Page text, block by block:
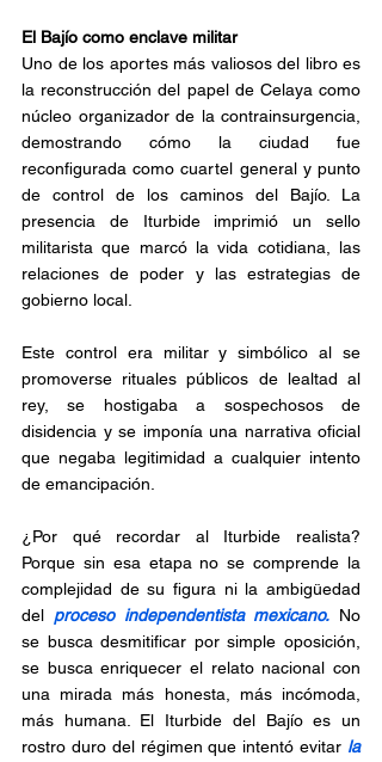
El Bajío como enclave militar
Uno de los aportes más valiosos del libro es
la reconstrucción del papel de Celaya como
núcleo organizador de la contrainsurgencia,
demostrando cómo la ciudad fue
reconfigurada como cuartel general y punto
de control de los caminos del Bajío. La
presencia de Iturbide imprimió un sello
militarista que marcó la vida cotidiana, las
relaciones de poder y las estrategias de
gobierno local.
Este control era militar y simbólico al se
promoverse rituales públicos de lealtad al
rey, se hostigaba a sospechosos de
disidencia y se imponía una narrativa oficial
que negaba legitimidad a cualquier intento
de emancipación.
¿Por qué recordar al Iturbide realista?
Porque sin esa etapa no se comprende la
complejidad de su figura ni la ambigüedad
del proceso independentista mexicano. No
se busca desmitificar por simple oposición,
se busca enriquecer el relato nacional con
una mirada más honesta, más incómoda,
más humana. El Iturbide del Bajío es un
rostro duro del régimen que intentó evitar la